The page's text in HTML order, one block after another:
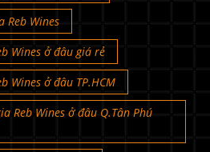
Reb Wines
Wines ở đâu giá rẻ
Wines ở đâu TP.HCM
Reb Wines ở đâu Q.Tân Phú